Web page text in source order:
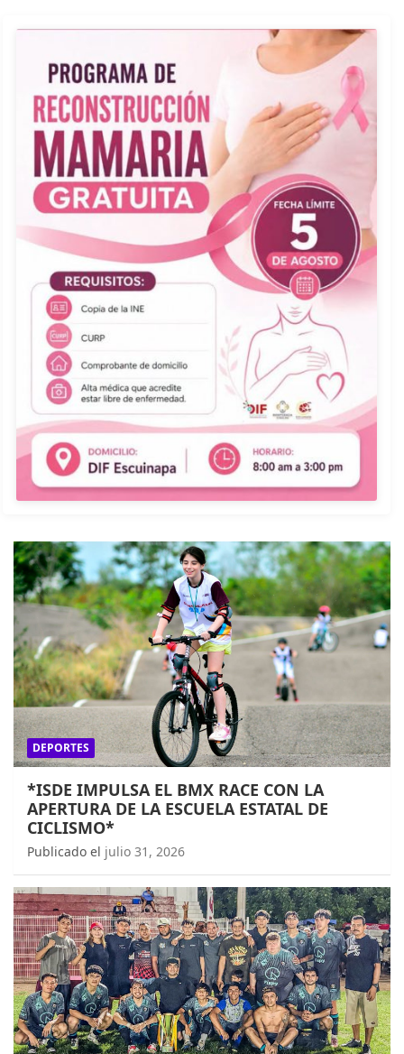
DEPORTES
*ISDE IMPULSA EL BMX RACE CON LA
APERTURA DE LA ESCUELA ESTATAL DE
CICLISMO*
Publicado el julio 31, 2026